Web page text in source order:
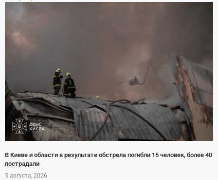
В Киеве и области в результате обстрела погибли 15 человек, более 40
пострадали
5 августа, 2026